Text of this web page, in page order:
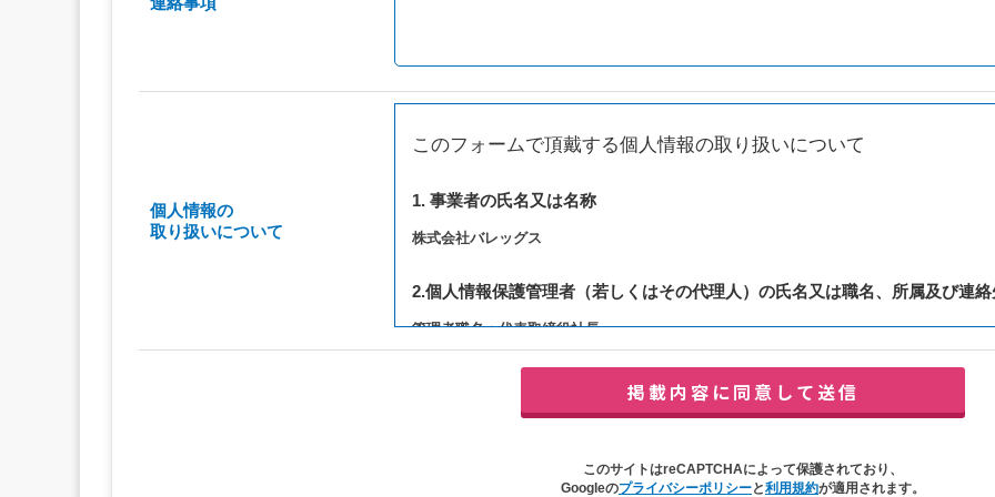
個人情報の
取り扱いについて
このフォームで頂戴する個人情報の取り扱いについて
1. 事業者の氏名又は名称
株式会社バレッグス
2.個人情報保護管理者（若しくはその代理人）の氏名又は職名、所属及び連絡
管理者職名：代表取締役社長
連絡先：privacy@balleggs.co.jp
（2）ご相談の対応（本人への連絡を含む）のため
（3）当サイトの各種サービスおよびサービスに関連した各種情報のメールによるご案内の
このサイトはreCAPTCHAによって保護されており、
Googleのプライバシーポリシーと利用規約が適用されます。